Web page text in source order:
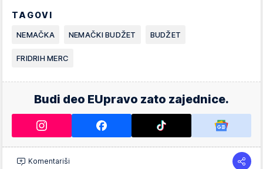
TAGOVI
NEMAČKA NEMAČKI BUDŽET BUDŽET
FRIDRIH MERC
Budi deo EUpravo zato zajednice.
Komentariši